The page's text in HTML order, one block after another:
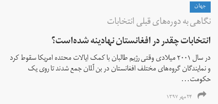
جهان
نگاهی به دوره‌های قبلی انتخابات
انتخابات چقدر در افغانستان نهادینه شده‌است؟‌
در سال ۲۰۰۱ میلادی وقتی رژیم طالبان با کمک ایالات محتده امریکا سقوط کرد
و نمایندگان گروه‌های مختلف افغانستان در بن آلمان جمع شدند تا روی یک
حکومت...
۲۴ مهر ۱۳۹۷